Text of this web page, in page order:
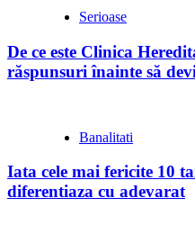
Serioase
De ce este Clinica
răspunsuri înainte să
Banalitati
Iata cele mai fericite 10
diferentiaza cu adevarat